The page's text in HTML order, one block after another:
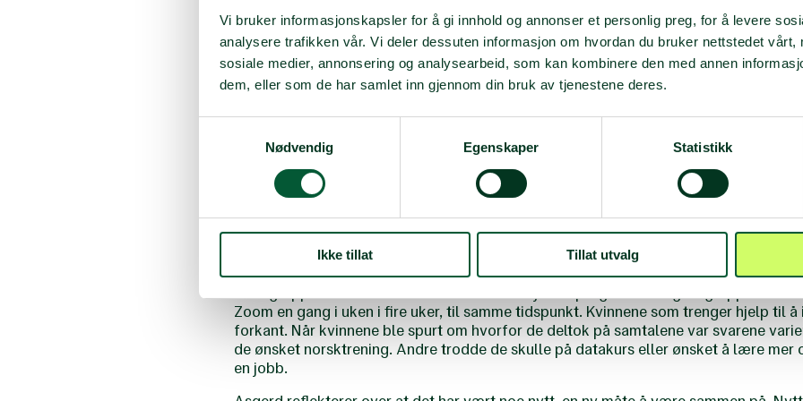
Vi bruker informasjonskapsler for å gi innhold og annonser et personlig preg, for å levere
analysere trafikken vår. Vi deler dessuten informasjon om hvordan du bruker nettstedet vårt,
sosiale medier, annonsering og analysearbeid, som kan kombinere den med annen
dem, eller som de har samlet inn gjennom din bruk av tjenestene deres.
Nødvendig
Egenskaper Statistikk
Ikke tillat Tillat utvalg
med kvinnene siden skolene var stengt, mange var permitterte og redde og hva vi
kunne holde ordinære Kvinner Kan-kurs.
Samtalene var sammenfallende med at regjeringen kom med midler for økt
rettet mot innvandrerbefolkningen. Norsk Folkehjelp var en av organisasjonene som
dette muliggjorde igangsettelse av prosjektetKvinner Kan: Et pusteromog rask
Tidligere erfaringer fra våre samfunnorienterende
-kurs og
våre allerede etablerte samarbeidspartnere i kommunens kvalifiseringstiltak
kunne tilby sine deltakere denne aktiviteten.
programmet er et
IMDi. De første digitale gruppesamtalene startet opp allerede i starten av mai. Frem
gjennomført seks digitale grupper og 30 kvinner med innvandrerbakgrunn har
opp til høsten som et supplement til de tilbudene som nå begynner å åpne opp igjen.
Zoom en gang i uken i fire uker, til samme tidspunkt. Kvinnene som trenger hjelp til
forkant. Når kvinnene ble spurt om hvorfor de deltok på samtalene var svarene
de ønsket norsktrening. Andre trodde de skulle på datakurs eller ønsket å lære mer
en jobb.